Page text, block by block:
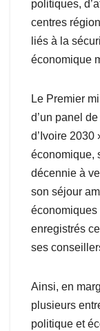
politiques,
centres
liés à la
économique
Le Premier
d’un panel
d’Ivoire 2030
économique,
décennie à
son séjour
économiques
enregistrés
ses
Ainsi, en
plusieurs
politique et